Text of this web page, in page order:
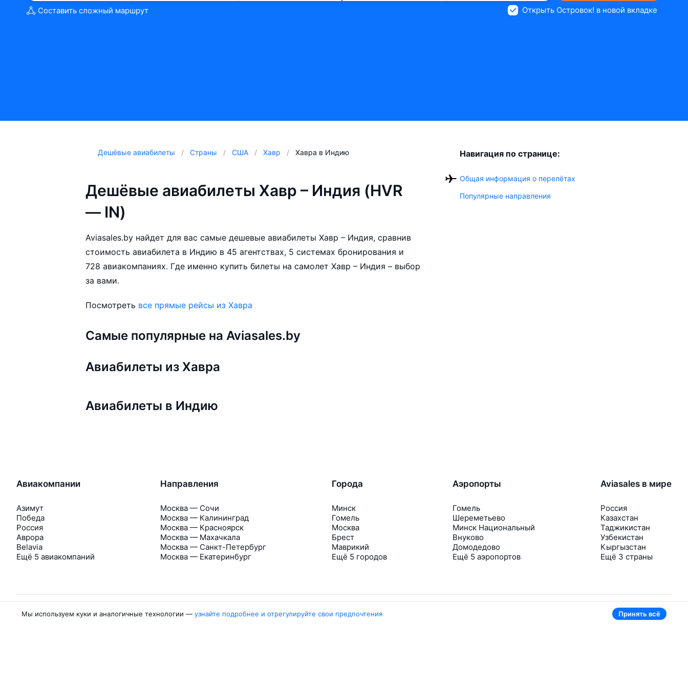
Составить сложный маршрут Открыть Островок! в новой вкладке
Дешёвые авиабилеты Страны США Хавр Хавра в Индию
Дешёвые авиабилеты Хавр – Индия (HVR
— IN)
Aviasales.by найдет для вас самые дешевые авиабилеты Хавр – Индия, сравнив
стоимость авиабилета в Индию в 45 агентствах, 5 системах бронирования и
728 авиакомпаниях. Где именно купить билеты на самолет Хавр – Индия – выбор
за вами.
Посмотреть все прямые рейсы из Хавра
Самые популярные на Aviasales.by
Авиабилеты из Хавра
Авиабилеты в Индию
Навигация по странице:
Общая информация о перелётах
Популярные направления
Авиакомпании
Азимут
Победа
Россия
Аврора
Belavia
Ещё 5 авиакомпаний
Направления
Москва — Сочи
Москва — Калининград
Москва — Красноярск
Москва — Махачкала
Москва — Санкт-Петербург
Москва — Екатеринбург
Города
Минск
Гомель
Москва
Брест
Маврикий
Ещё 5 городов
Аэропорты
Гомель
Шереметьево
Минск Национальный
Внуково
Домодедово
Ещё 5 аэропортов
Aviasales в мире
Россия
Казахстан
Таджикистан
Узбекистан
Кыргызстан
Ещё 3 страны
Мы используем куки и аналогичные технологии — узнайте подробнее и отрегулируйте свои предпочтения Принять всё